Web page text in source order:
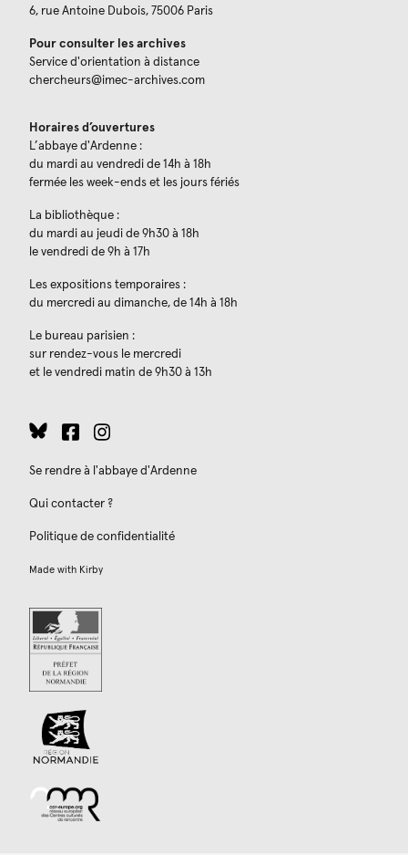
6, rue Antoine Dubois, 75006 Paris
Pour consulter les archives
Service d'orientation à distance
chercheurs@imec-archives.com
Horaires d’ouvertures
L’abbaye d'Ardenne :
du mardi au vendredi de 14h à 18h
fermée les week-ends et les jours fériés
La bibliothèque :
du mardi au jeudi de 9h30 à 18h
le vendredi de 9h à 17h
Les expositions temporaires :
du mercredi au dimanche, de 14h à 18h
Le bureau parisien :
sur rendez-vous le mercredi
et le vendredi matin de 9h30 à 13h
Se rendre à l'abbaye d'Ardenne
Qui contacter ?
Politique de confidentialité
Made with Kirby